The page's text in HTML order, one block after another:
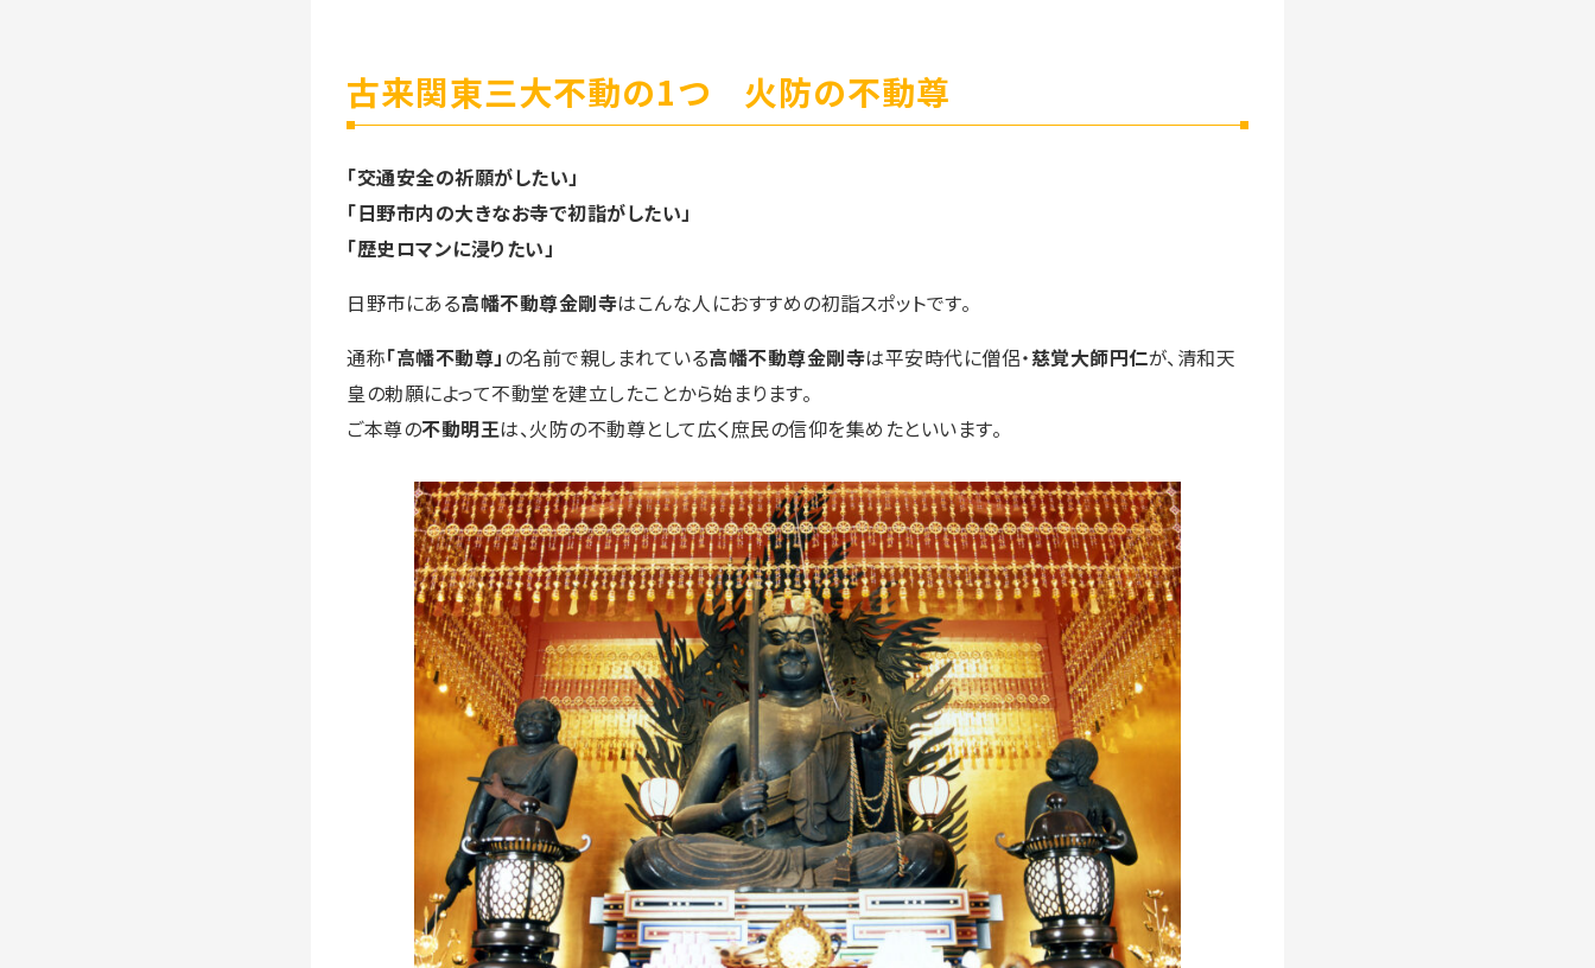
古来関東三大不動の1つ 火防の不動尊
「交通安全の祈願がしたい」
「日野市内の大きなお寺で初詣がしたい」
「歴史ロマンに浸りたい」
日野市にある高幡不動尊金剛寺はこんな人におすすめの初詣スポットです。
通称「高幡不動尊」の名前で親しまれている高幡不動尊金剛寺は平安時代に僧侶・慈覚大師円仁が、清和天
皇の勅願によって不動堂を建立したことから始まります。
ご本尊の不動明王は、火防の不動尊として広く庶民の信仰を集めたといいます。